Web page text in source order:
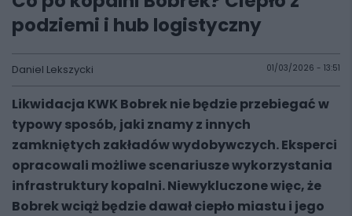
podziemi i hub logistyczny
Daniel Lekszycki 01/03/2026 - 13:51
Likwidacja KWK Bobrek nie będzie przebiegać w
typowy sposób, jaki znamy z innych
zamkniętych zakładów wydobywczych. Eksperci
opracowali możliwe scenariusze wykorzystania
infrastruktury kopalni. Niewykluczone więc, że
Bobrek wciąż będzie dawał ciepło miastu i jego